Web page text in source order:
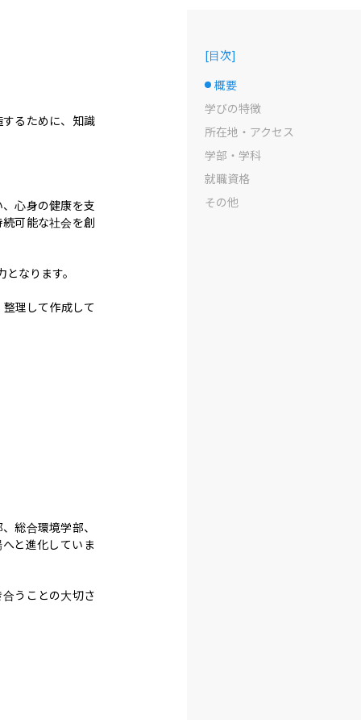
るために、知識
心身の健康を支
可能な社会を創
なります。
理して作成して
総合環境学部、
と進化していま
うことの大切さ
[目次]
選択中のドット
概要
学びの特徴
所在地・アクセス
学部・学科
就職資格
その他